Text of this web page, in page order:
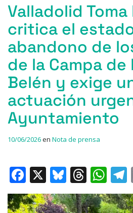
Valladolid Toma
critica el
abandono de
de la Campa de
Belén y exige
actuación
Ayuntamiento
10/06/2026en Nota de prensa
F
a
c
X
Bl
u
e
T
h
re
W
h
at